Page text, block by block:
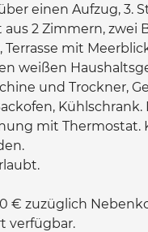
einen Aufzug, 3.
2 Zimmern, zwei
mit
weißen
und Trockner,
mit Thermostat.
€ zuzüglich
verfügbar.